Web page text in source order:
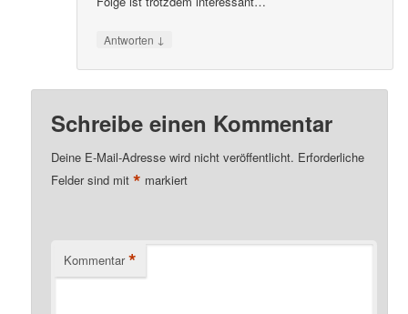
Antworten ↓
Schreibe einen Kommentar
Deine E-Mail-Adresse wird nicht veröffentlicht. Erforderliche
Felder sind mit* markiert
Kommentar *